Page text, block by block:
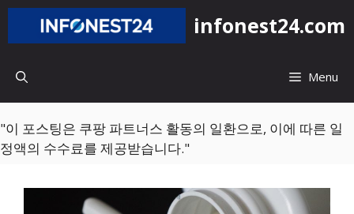
컨
츠
너
뛰
기
infonest24.com
Menu
"이 포스팅은 쿠팡 파트너스 활동의 일환으로, 이에 따른 일
정액의 수수료를 제공받습니다."